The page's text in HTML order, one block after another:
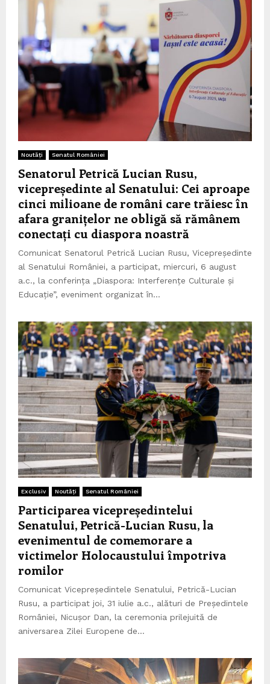
Noutăți Senatul României
Senatorul Petrică Lucian Rusu,
vicepreședinte al Senatului: Cei aproape
cinci milioane de români care trăiesc în
afara granițelor ne obligă să rămânem
conectați cu diaspora noastră
Comunicat Senatorul Petrică Lucian Rusu, Vicepreședinte
al Senatului României, a participat, miercuri, 6 august
a.c., la conferința „Diaspora: Interferențe Culturale și
Educație”, eveniment organizat în...
Exclusiv Noutăți Senatul României
Participarea vicepreședintelui
Senatului, Petrică-Lucian Rusu, la
evenimentul de comemorare a
victimelor Holocaustului împotriva
romilor
Comunicat Vicepreședintele Senatului, Petrică-Lucian
Rusu, a participat joi, 31 iulie a.c., alături de Președintele
României, Nicușor Dan, la ceremonia prilejuită de
aniversarea Zilei Europene de...